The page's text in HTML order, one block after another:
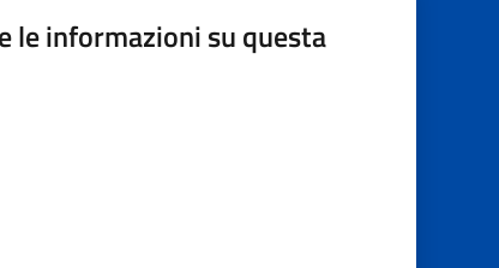
le informazioni su questa